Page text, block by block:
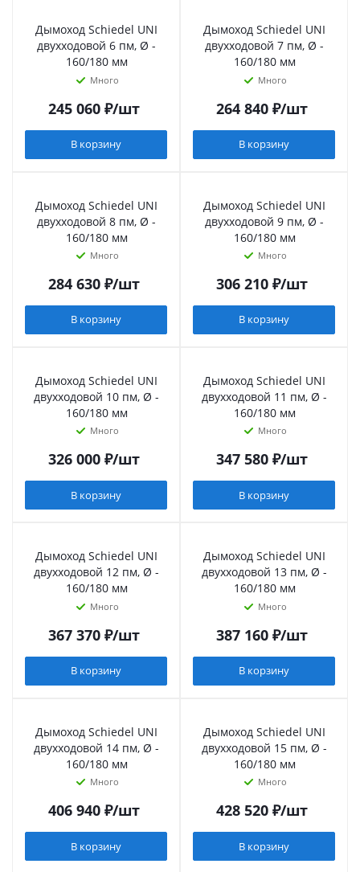
Дымоход Schiedel UNI
двухходовой 6 пм, Ø -
160/180 мм
Много
245 060₽/шт
В корзину
Дымоход Schiedel UNI
двухходовой 7 пм, Ø -
160/180 мм
Много
264 840₽/шт
В корзину
Дымоход Schiedel UNI
двухходовой 8 пм, Ø -
160/180 мм
Много
284 630₽/шт
В корзину
Дымоход Schiedel UNI
двухходовой 9 пм, Ø -
160/180 мм
Много
306 210₽/шт
В корзину
Дымоход Schiedel UNI
двухходовой 10 пм, Ø -
160/180 мм
Много
326 000₽/шт
В корзину
Дымоход Schiedel UNI
двухходовой 11 пм, Ø -
160/180 мм
Много
347 580₽/шт
В корзину
Дымоход Schiedel UNI
двухходовой 12 пм, Ø -
160/180 мм
Много
367 370₽/шт
В корзину
Дымоход Schiedel UNI
двухходовой 13 пм, Ø -
160/180 мм
Много
387 160₽/шт
В корзину
Дымоход Schiedel UNI
двухходовой 14 пм, Ø -
160/180 мм
Много
406 940₽/шт
В корзину
Дымоход Schiedel UNI
двухходовой 15 пм, Ø -
160/180 мм
Много
428 520₽/шт
В корзину